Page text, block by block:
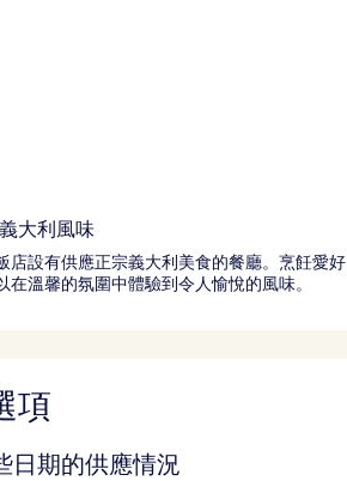
大利風味
店設有供應正宗義大利美食的餐廳。烹飪愛好
在溫馨的氛圍中體驗到令人愉悅的風味。
項
日期的供應情況